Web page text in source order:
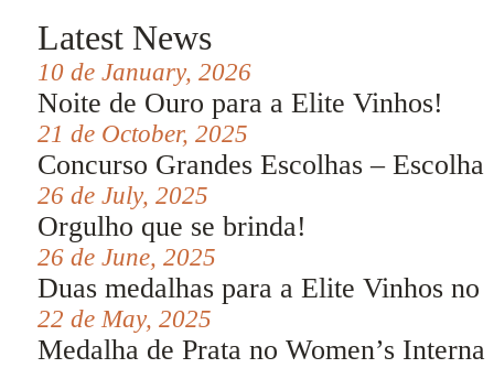
Latest News
10 de January, 2026
Noite de Ouro para a Elite Vinhos!
21 de October, 2025
Concurso Grandes Escolhas –
26 de July, 2025
Orgulho que se brinda!
26 de June, 2025
Duas medalhas para a Elite Vinhos
22 de May, 2025
Medalha de Prata no Women’s